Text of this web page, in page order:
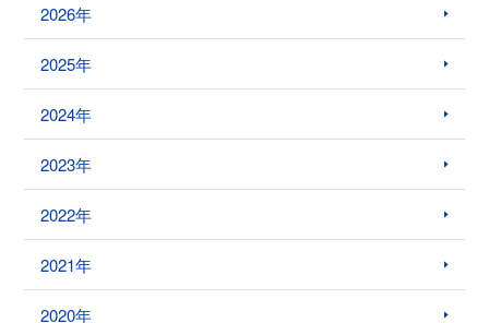
2026年
2025年
2024年
2023年
2022年
2021年
2020年